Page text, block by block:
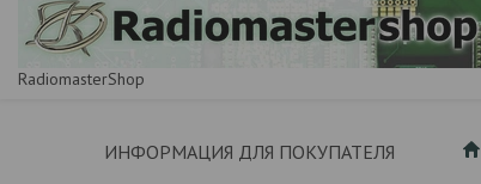
RadiomasterShop
ИНФОРМАЦИЯ ДЛЯ ПОКУПАТЕЛЯ